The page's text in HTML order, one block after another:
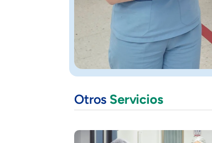
Otros Servicios